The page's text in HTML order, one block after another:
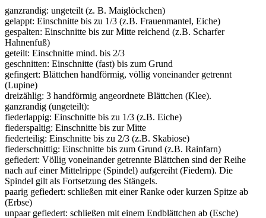
ganzrandig: ungeteilt (z. B. Maiglöckchen)
gelappt: Einschnitte bis zu 1/3 (z.B. Frauenmantel, Eiche)
gespalten: Einschnitte bis zur Mitte reichend (z.B. Scharfer
Hahnenfuß)
geteilt: Einschnitte mind. bis 2/3
geschnitten: Einschnitte (fast) bis zum Grund
gefingert: Blättchen handförmig, völlig voneinander getrennt
(Lupine)
dreizählig: 3 handförmig angeordnete Blättchen (Klee).
ganzrandig (ungeteilt):
fiederlappig: Einschnitte bis zu 1/3 (z.B. Eiche)
fiederspaltig: Einschnitte bis zur Mitte
fiederteilig: Einschnitte bis zu 2/3 (z.B. Skabiose)
fiederschnittig: Einschnitte bis zum Grund (z.B. Rainfarn)
gefiedert: Völlig voneinander getrennte Blättchen sind der Reihe
nach auf einer Mittelrippe (Spindel) aufgereiht (Fiedern). Die
Spindel gilt als Fortsetzung des Stängels.
paarig gefiedert: schließen mit einer Ranke oder kurzen Spitze ab
(Erbse)
unpaar gefiedert: schließen mit einem Endblättchen ab (Esche)